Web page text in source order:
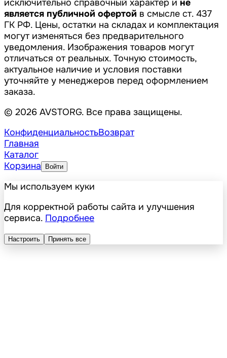
исключительно справочный характер и не
является публичной офертой в смысле ст. 437
ГК РФ. Цены, остатки на складах и комплектация
могут изменяться без предварительного
уведомления. Изображения товаров могут
отличаться от реальных. Точную стоимость,
актуальное наличие и условия поставки
уточняйте у менеджеров перед оформлением
заказа.
© 2026 AVSTORG. Все права защищены.
КонфиденциальностьВозврат
Главная
Каталог
Корзина
Войти
Мы используем куки
Для корректной работы сайта и улучшения
сервиса. Подробнее
Настроить Принять все